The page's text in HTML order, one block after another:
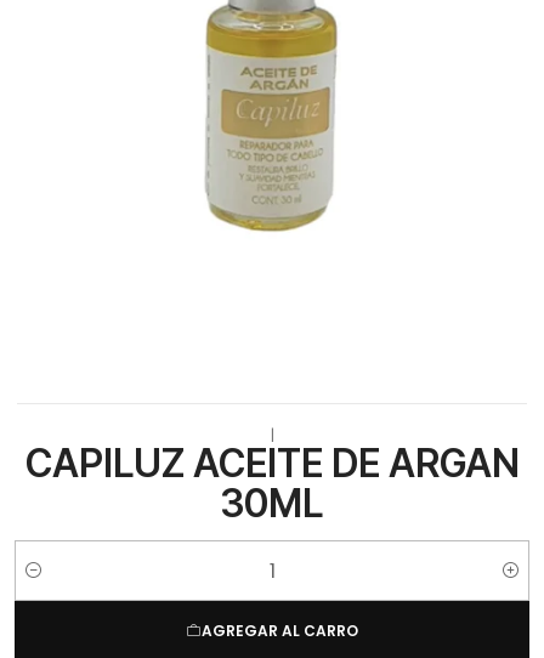
CAPILUZ ACEITE DE ARGAN
30ML
Cantidad
AGREGAR AL CARRO